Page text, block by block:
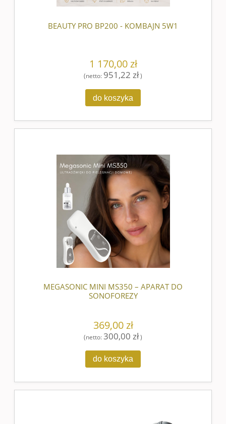
BEAUTY PRO BP200 - KOMBAJN 5W1
1 170,00 zł
(netto: 951,22 zł)
do koszyka
MEGASONIC MINI MS350 – APARAT DO
SONOFOREZY
369,00 zł
(netto:300,00 zł)
do koszyka